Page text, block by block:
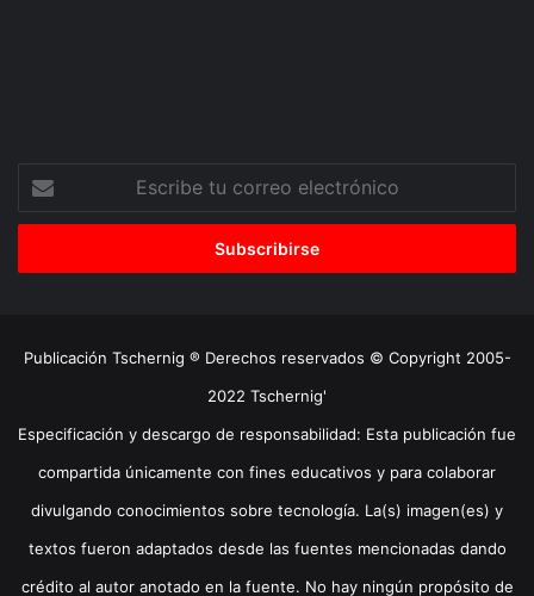
correo
Publicación Tschernig ® Derechos reservados © Copyright 2005-
2022 Tschernig'
Especificación y descargo de responsabilidad: Esta publicación fue
compartida únicamente con fines educativos y para colaborar
divulgando conocimientos sobre tecnología. La(s) imagen(es) y
textos fueron adaptados desde las fuentes mencionadas dando
crédito al autor anotado en la fuente. No hay ningún propósito de